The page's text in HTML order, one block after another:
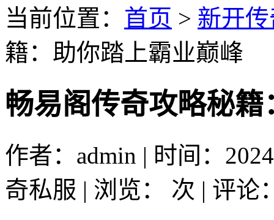
当前位置： 首页 > 新开
籍：助你踏上霸业巅峰
畅易阁传奇攻略秘
作者：admin | 时间：
奇私服 | 浏览：
次 | 评论